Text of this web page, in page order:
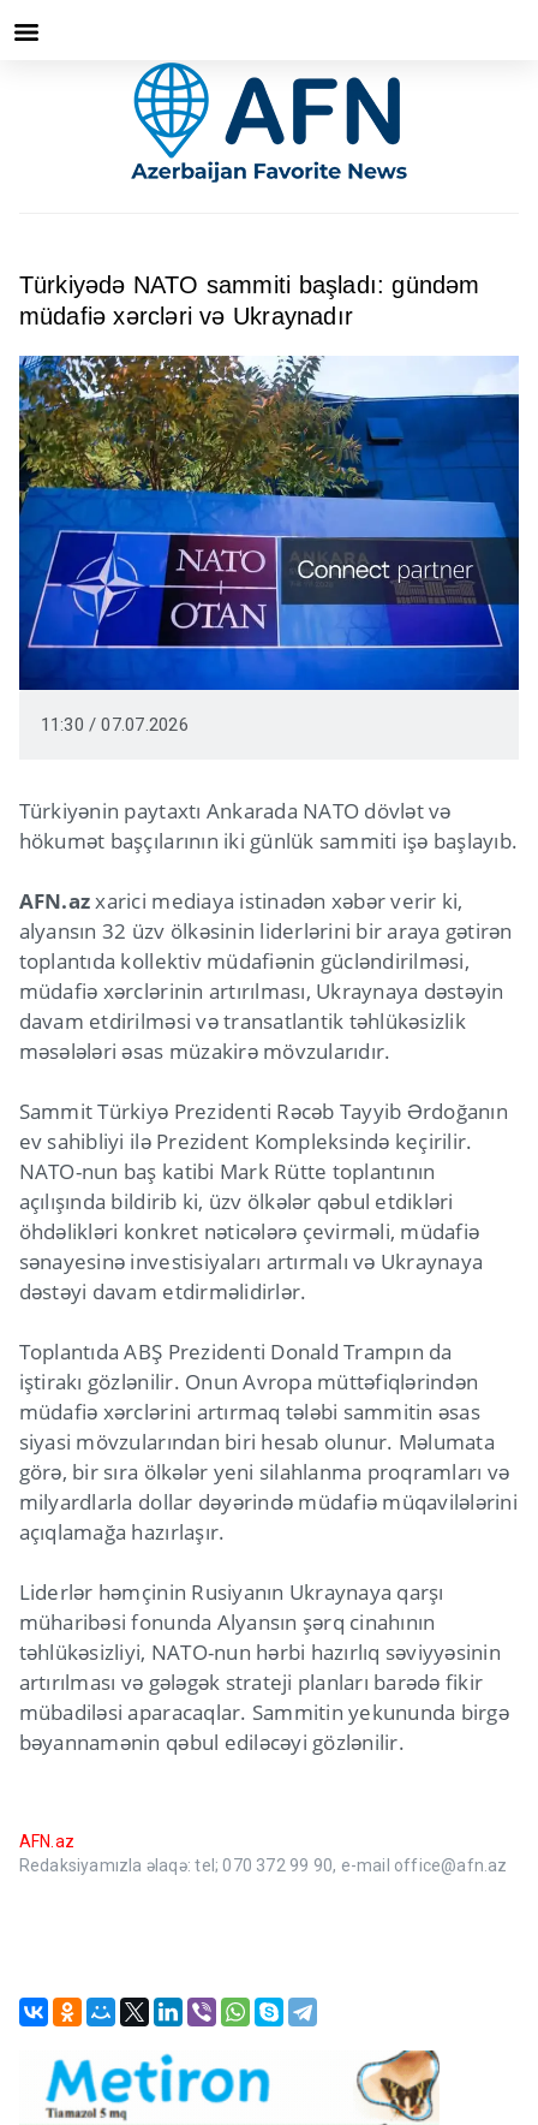
Türkiyədə NATO sammiti başladı: gündəm
müdafiə xərcləri və Ukraynadır
11:30 / 07.07.2026
Türkiyənin paytaxtı Ankarada NATO dövlət və
hökumət başçılarının iki günlük sammiti işə başlayıb.
AFN.azxarici mediaya istinadən xəbər verir ki,
alyansın 32 üzv ölkəsinin liderlərini bir araya gətirən
toplantıda kollektiv müdafiənin gücləndirilməsi,
müdafiə xərclərinin artırılması, Ukraynaya dəstəyin
davam etdirilməsi və transatlantik təhlükəsizlik
məsələləri əsas müzakirə mövzularıdır.
Sammit Türkiyə Prezidenti Rəcəb Tayyib Ərdoğanın
ev sahibliyi ilə Prezident Kompleksində keçirilir.
NATO-nun baş katibi Mark Rütte toplantının
açılışında bildirib ki, üzv ölkələr qəbul etdikləri
öhdəlikləri konkret nəticələrə çevirməli, müdafiə
sənayesinə investisiyaları artırmalı və Ukraynaya
dəstəyi davam etdirməlidirlər.
Toplantıda ABŞ Prezidenti Donald Trampın da
iştirakı gözlənilir. Onun Avropa müttəfiqlərindən
müdafiə xərclərini artırmaq tələbi sammitin əsas
siyasi mövzularından biri hesab olunur. Məlumata
görə, bir sıra ölkələr yeni silahlanma proqramları və
milyardlarla dollar dəyərində müdafiə müqavilələrini
açıqlamağa hazırlaşır.
Liderlər həmçinin Rusiyanın Ukraynaya qarşı
müharibəsi fonunda Alyansın şərq cinahının
təhlükəsizliyi, NATO-nun hərbi hazırlıq səviyyəsinin
artırılması və gələgək strateji planları barədə fikir
mübadiləsi aparacaqlar. Sammitin yekununda birgə
bəyannamənin qəbul ediləcəyi gözlənilir.
AFN.az
Redaksiyamızla əlaqə: tel; 070 372 99 90, e-mail office@afn.az